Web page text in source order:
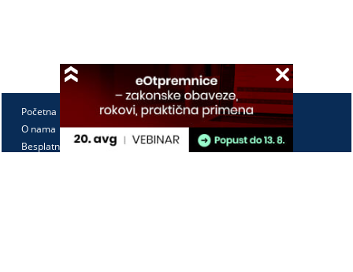
Početna
O nama
Besplatno